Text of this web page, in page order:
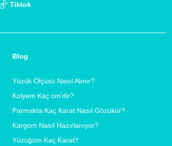
Tiktok
Blog
Yüzük Ölçüsü Nasıl Alınır?
Kolyem Kaç cm'dir?
Parmakta Kaç Karat Nasıl Gözükür?
Kargom Nasıl Hazırlanıyor?
Yüzüğüm Kaç Karat?